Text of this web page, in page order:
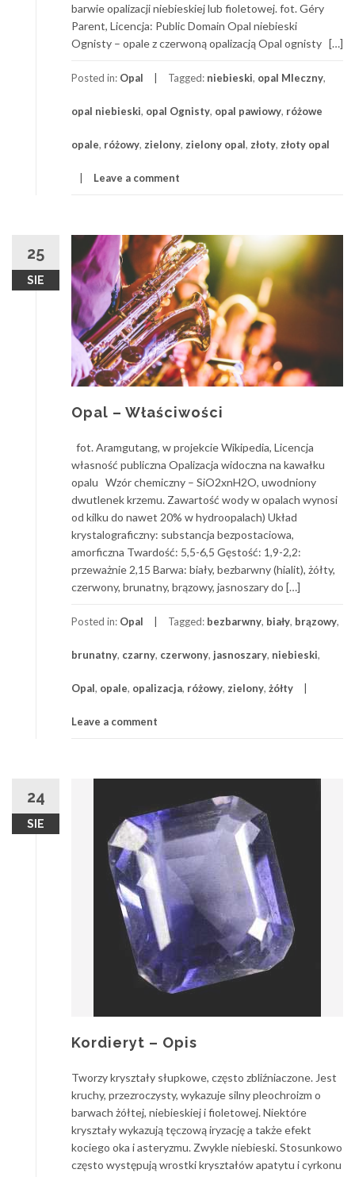
barwie opalizacji niebieskiej lub fioletowej. fot. Géry
Parent, Licencja: Public Domain Opal niebieski
Ognisty – opale z czerwoną opalizacją Opal ognisty […]
Posted in: Opal Tagged: niebieski, opal Mleczny,
opal niebieski, opal Ognisty, opal pawiowy, różowe
opale, różowy, zielony, zielony opal, złoty, złoty opal
Leave a comment
25
SIE
Opal – Właściwości
fot. Aramgutang, w projekcie Wikipedia, Licencja
własność publiczna Opalizacja widoczna na kawałku
opalu Wzór chemiczny – SiO2xnH2O, uwodniony
dwutlenek krzemu. Zawartość wody w opalach wynosi
od kilku do nawet 20% w hydroopalach) Układ
krystalograficzny: substancja bezpostaciowa,
amorficzna Twardość: 5,5-6,5 Gęstość: 1,9-2,2:
przeważnie 2,15 Barwa: biały, bezbarwny (hialit), żółty,
czerwony, brunatny, brązowy, jasnoszary do […]
Posted in: Opal Tagged: bezbarwny, biały, brązowy,
brunatny, czarny, czerwony, jasnoszary, niebieski,
Opal, opale, opalizacja, różowy, zielony, żółty
Leave a comment
24
SIE
Kordieryt – Opis
Tworzy kryształy słupkowe, często zbliźniaczone. Jest
kruchy, przezroczysty, wykazuje silny pleochroizm o
barwach żółtej, niebieskiej i fioletowej. Niektóre
kryształy wykazują tęczową iryzację a także efekt
kociego oka i asteryzmu. Zwykle niebieski. Stosunkowo
często występują wrostki kryształów apatytu i cyrkonu